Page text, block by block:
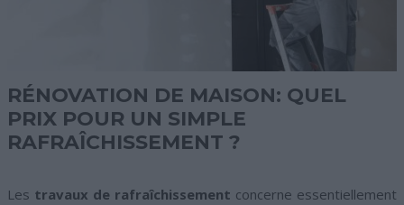
RÉNOVATION DE MAISON: QUEL
PRIX POUR UN SIMPLE
RAFRAÎCHISSEMENT ?
Les travaux de rafraîchissement concerne essentiellement